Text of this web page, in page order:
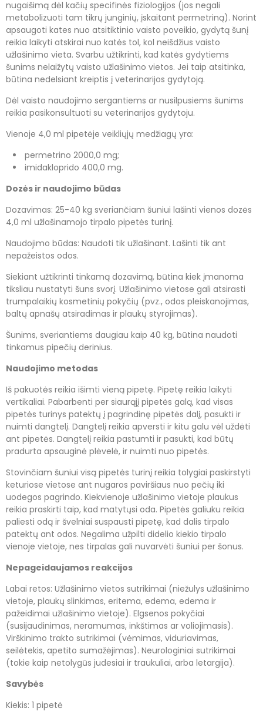
nugaišimą dėl kačių specifinės fiziologijos (jos negali
metabolizuoti tam tikrų junginių, įskaitant permetriną). Norint
apsaugoti kates nuo atsitiktinio vaisto poveikio, gydytą šunį
reikia laikyti atskirai nuo katės tol, kol neišdžius vaisto
užlašinimo vieta. Svarbu užtikrinti, kad katės gydytiems
šunims nelaižytų vaisto užlašinimo vietos. Jei taip atsitinka,
būtina nedelsiant kreiptis į veterinarijos gydytoją.
Dėl vaisto naudojimo sergantiems ar nusilpusiems šunims
reikia pasikonsultuoti su veterinarijos gydytoju.
Vienoje 4,0 ml pipetėje veikliųjų medžiagų yra:
permetrino 2000,0 mg;
imidakloprido 400,0 mg.
Dozės ir naudojimo būdas
Dozavimas: 25-40 kg sveriančiam šuniui lašinti vienos dozės
4,0 ml užlašinamojo tirpalo pipetės turinį.
Naudojimo būdas: Naudoti tik užlašinant. Lašinti tik ant
nepažeistos odos.
Siekiant užtikrinti tinkamą dozavimą, būtina kiek įmanoma
tiksliau nustatyti šuns svorį. Užlašinimo vietose gali atsirasti
trumpalaikių kosmetinių pokyčių (pvz., odos pleiskanojimas,
baltų apnašų atsiradimas ir plaukų styrojimas).
Šunims, sveriantiems daugiau kaip 40 kg, būtina naudoti
tinkamus pipečių derinius.
Naudojimo metodas
Iš pakuotės reikia išimti vieną pipetę. Pipetę reikia laikyti
vertikaliai. Pabarbenti per siaurąjį pipetės galą, kad visas
pipetės turinys patektų į pagrindinę pipetės dalį, pasukti ir
nuimti dangtelį. Dangtelį reikia apversti ir kitu galu vėl uždėti
ant pipetės. Dangtelį reikia pastumti ir pasukti, kad būtų
pradurta apsauginė plėvelė, ir nuimti nuo pipetės.
Stovinčiam šuniui visą pipetės turinį reikia tolygiai paskirstyti
keturiose vietose ant nugaros paviršiaus nuo pečių iki
uodegos pagrindo. Kiekvienoje užlašinimo vietoje plaukus
reikia praskirti taip, kad matytųsi oda. Pipetės galiuku reikia
paliesti odą ir švelniai suspausti pipetę, kad dalis tirpalo
patektų ant odos. Negalima užpilti didelio kiekio tirpalo
vienoje vietoje, nes tirpalas gali nuvarvėti šuniui per šonus.
Nepageidaujamos reakcijos
Labai retos: Užlašinimo vietos sutrikimai (niežulys užlašinimo
vietoje, plaukų slinkimas, eritema, edema, edema ir
pažeidimai užlašinimo vietoje). Elgsenos pokyčiai
(susijaudinimas, neramumas, inkštimas ar voliojimasis).
Virškinimo trakto sutrikimai (vėmimas, viduriavimas,
seilėtekis, apetito sumažėjimas). Neurologiniai sutrikimai
(tokie kaip netolygūs judesiai ir traukuliai, arba letargija).
Savybės
Kiekis: 1 pipetė